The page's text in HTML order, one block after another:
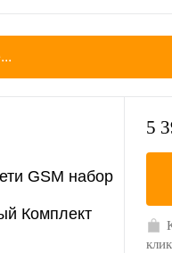
GSM набор
Комплект
5
клик